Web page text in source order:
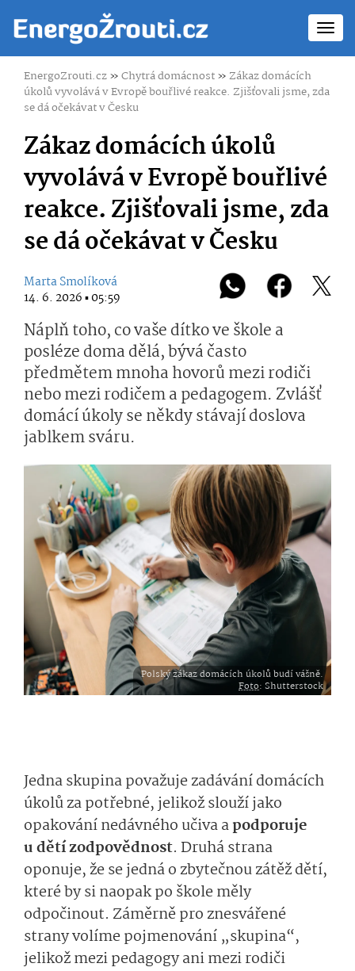
EnergoZrouti.cz»Chytrá domácnost»Zákaz domácích
úkolů vyvolává v Evropě bouřlivé reakce. Zjišťovali jsme, zda
se dá očekávat v Česku
Zákaz domácích úkolů
vyvolává v Evropě bouřlivé
reakce. Zjišťovali jsme, zda
se dá očekávat v Česku
Marta Smolíková
14. 6. 2026 ▪ 05:59
Náplň toho, co vaše dítko ve škole a
posléze doma dělá, bývá často
předmětem mnoha hovorů mezi rodiči
nebo mezi rodičem a pedagogem. Zvlášť
domácí úkoly se někdy stávají doslova
jablkem sváru.
Polský zákaz domácích úkolů budí vášně.
Foto: Shutterstock
Jedna skupina považuje zadávání domácích
úkolů za potřebné, jelikož slouží jako
opakování nedávného učiva apodporuje
u dětí zodpovědnost. Druhá strana
oponuje, že se jedná o zbytečnou zátěž dětí,
které by si naopak po škole měly
odpočinout. Záměrně pro znesvářené
strany volíme pojmenování „skupina“,
jelikož mezi pedagogy ani mezi rodiči